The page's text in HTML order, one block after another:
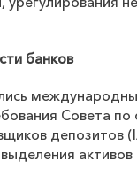
банков
Совета по
депозитов (